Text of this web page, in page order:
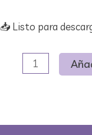
📥 ​Listo para